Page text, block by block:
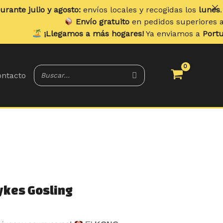
Gosling
envíos locales y recogidas loslunes. Envíos a
Envío gratuitoen pedidos superiores a70 €.
a más hogares!Ya enviamos a Portugal y Baleares.